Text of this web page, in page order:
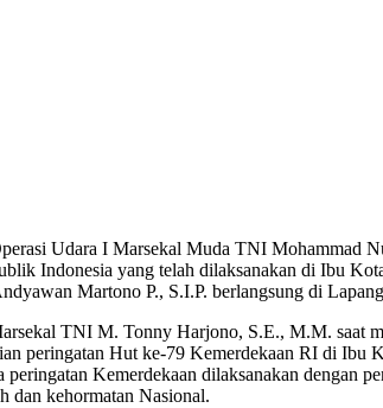
Udara I Marsekal Muda TNI Mohammad
Indonesia yang telah dilaksanakan di Ibu
Martono P., S.I.P. berlangsung di
TNI M. Tonny Harjono, S.E., M.M. saat
peringatan Hut ke-79 Kemerdekaan RI di
Kemerdekaan dilaksanakan dengan
dan kehormatan Nasional.